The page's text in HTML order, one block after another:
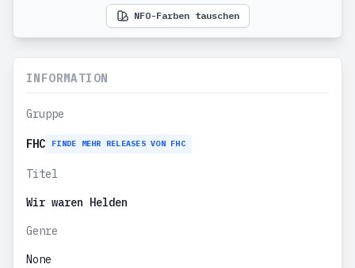
NFO-Farben tauschen
INFORMATION
Gruppe
FHC FINDE MEHR RELEASES VON FHC
Titel
Wir waren Helden
Genre
None